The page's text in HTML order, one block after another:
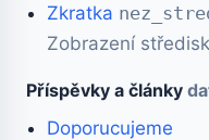
Zkratka
Zobrazení
Příspěvky a články
Doporucujeme